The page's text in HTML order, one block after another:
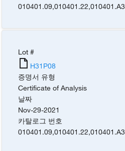
010401.09,010401.22,010401.A3
Lot #
H31P08
증명서 유형
Certificate of Analysis
날짜
Nov-29-2021
카탈로그 번호
010401.09,010401.22,010401.A3